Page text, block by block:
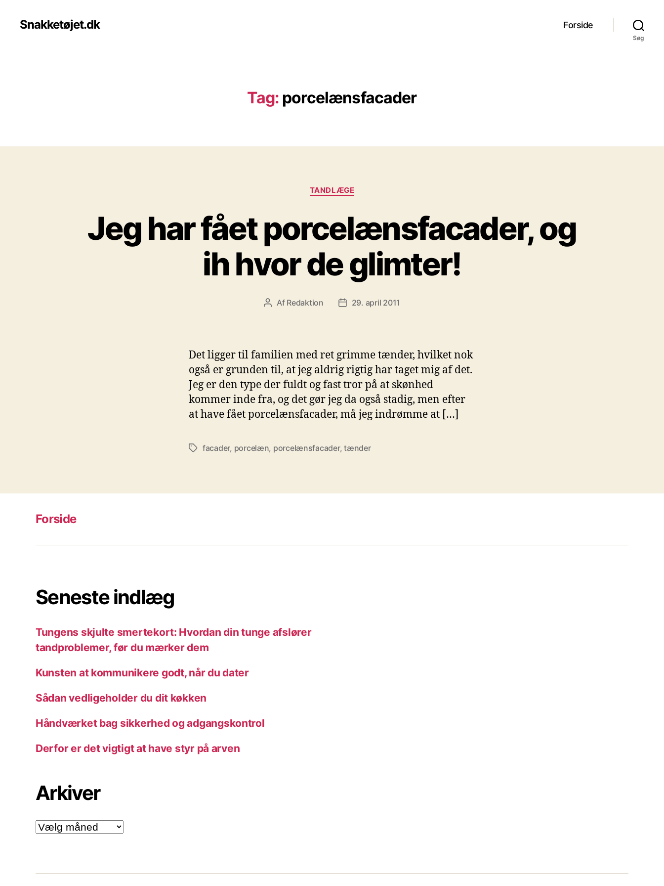
Snakketøjet.dk Forside
Søg
Tag: porcelænsfacader
Kategorier
TANDLÆGE
Jeg har fået porcelænsfacader, og
ih hvor de glimter!
Indlægsforfatter
Af Redaktion Indlægsdato
29. april 2011
Det ligger til familien med ret grimme tænder, hvilket nok
også er grunden til, at jeg aldrig rigtig har taget mig af det.
Jeg er den type der fuldt og fast tror på at skønhed
kommer inde fra, og det gør jeg da også stadig, men efter
at have fået porcelænsfacader, må jeg indrømme at […]
Tagsfacader, porcelæn, porcelænsfacader,tænder
Forside
Seneste indlæg
Tungens skjulte smertekort: Hvordan din tunge afslører
tandproblemer, før du mærker dem
Kunsten at kommunikere godt, når du dater
Sådan vedligeholder du dit køkken
Håndværket bag sikkerhed og adgangskontrol
Derfor er det vigtigt at have styr på arven
Arkiver
Arkiver